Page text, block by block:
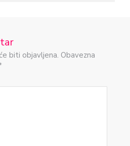
biti objavljena. Obavezna